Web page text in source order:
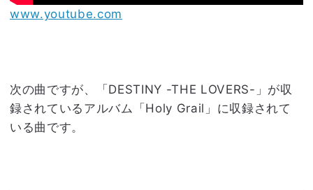
www.youtube.com
次の曲ですが、「DESTINY -THE LOVERS-」が収
録されているアルバム「Holy Grail」に収録されて
いる曲です。